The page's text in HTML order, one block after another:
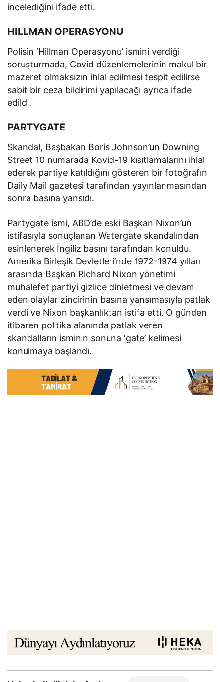
incelediğini ifade etti.
HILLMAN OPERASYONU
Polisin ‘Hillman Operasyonu’ ismini verdiği
soruşturmada, Covid düzenlemelerinin makul bir
mazeret olmaksızın ihlal edilmesi tespit edilirse
sabit bir ceza bildirimi yapılacağı ayrıca ifade
edildi.
PARTYGATE
Skandal, Başbakan Boris Johnson’un Downing
Street 10 numarada Kovid-19 kısıtlamalarını ihlal
ederek partiye katıldığını gösteren bir fotoğrafın
Daily Mail gazetesi tarafından yayınlanmasından
sonra basına yansıdı.
Partygate ismi, ABD’de eski Başkan Nixon’un
istifasıyla sonuçlanan Watergate skandalından
esinlenerek İngiliz basını tarafından konuldu.
Amerika Birleşik Devletleri’nde 1972-1974 yılları
arasında Başkan Richard Nixon yönetimi
muhalefet partiyi gizlice dinletmesi ve devam
eden olaylar zincirinin basına yansımasıyla patlak
verdi ve Nixon başkanlıktan istifa etti. O günden
itibaren politika alanında patlak veren
skandalların isminin sonuna ‘gate’ kelimesi
konulmaya başlandı.